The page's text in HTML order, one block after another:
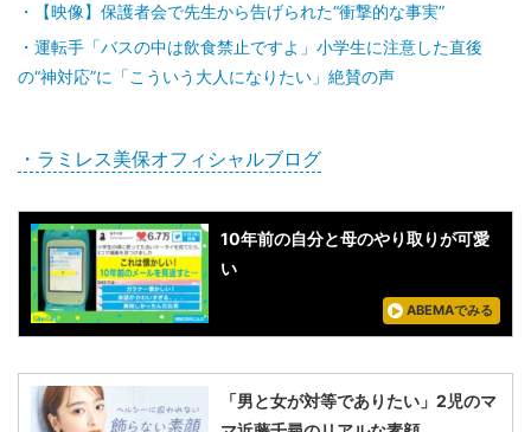
【映像】保護者会で先生から告げられた“衝撃的な事実”
運転手「バスの中は飲食禁止ですよ」小学生に注意した直後
の“神対応”に「こういう大人になりたい」絶賛の声
・ラミレス美保オフィシャルブログ
10年前の自分と母のやり取りが可愛
い
ABEMAでみる
「男と女が対等でありたい」2児のマ